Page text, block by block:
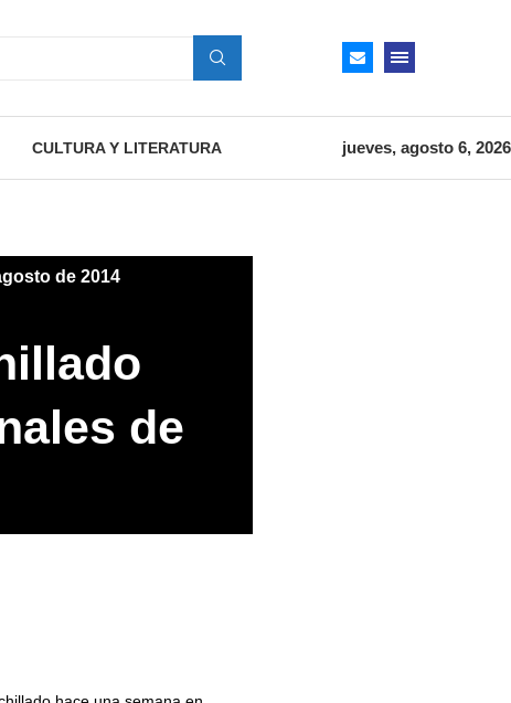
CULTURA Y LITERATURA jueves, agosto 6, 2026
de 2014
de